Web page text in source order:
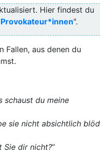
Hier findest du
".
Fallen, aus denen du
schaust du meine
sie nicht absichtlich blöd
Sie dir nicht?“